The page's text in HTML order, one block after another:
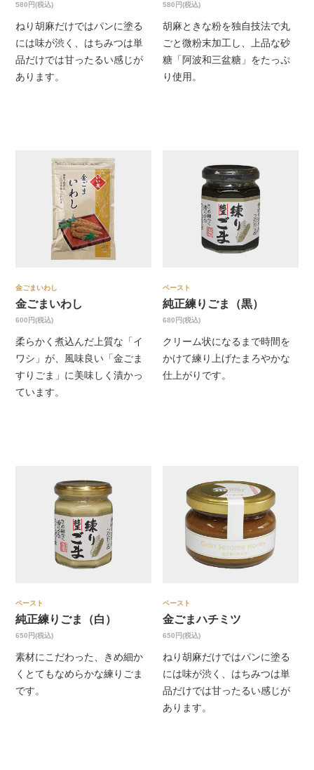
580円(税込)
ねり胡麻だけではパンに塗る
には味が渋く、はちみつは単
品だけでは甘ったるい感じが
あります。
580円(税込)
胡麻ときな粉を独自技法で丸
ごと微粉末加工し、上品な砂
糖「阿波和三盆糖」をたっぷ
り使用。
金ごまいわし
金ごまいわし
600円(税込)
柔らかく煮込んだ上質な「イ
ワシ」が、風味良い「金ごま
すりごま」に美味しく漬かっ
ています。
ペースト
純正練りごま（黒）
680円(税込)
クリーム状になるまで時間を
かけて練り上げたまろやかな
仕上がりです。
ペースト
純正練りごま（白）
650円(税込)
素材にこだわった、きめ細か
くとてもなめらかな練りごま
です。
ペースト
金ごまハチミツ
650円(税込)
ねり胡麻だけではパンに塗る
には味が渋く、はちみつは単
品だけでは甘ったるい感じが
あります。